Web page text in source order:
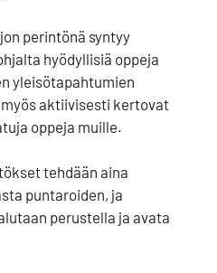
perintönä syntyy
hyödyllisiä oppeja
yleisötapahtumien
aktiivisesti kertovat
oppeja muille.
tehdään aina
puntaroiden, ja
perustella ja avata